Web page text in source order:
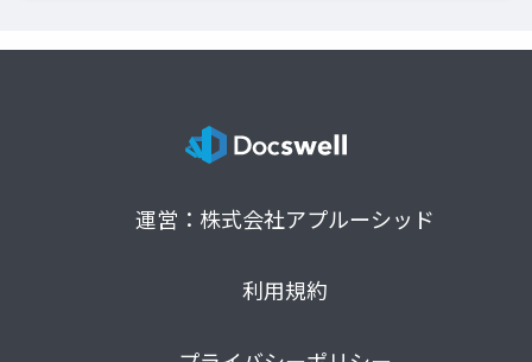
運営：株式会社アプルーシッド
利用規約